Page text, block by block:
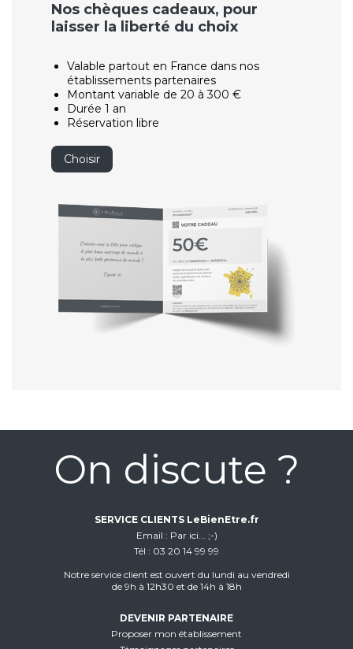
Nos chèques cadeaux, pour
laisser la liberté du choix
Valable partout en France dans nos
établissements partenaires
Montant variable de 20 à 300 €
Durée 1 an
Réservation libre
Choisir
On discute ?
SERVICE CLIENTS LeBienEtre.fr
Email
Par ici... ;-)
Tél
03 20 14 99 99
Notre service client est ouvert du lundi au vendredi
de 9h à 12h30 et de 14h à 18h
DEVENIR PARTENAIRE
Proposer mon établissement